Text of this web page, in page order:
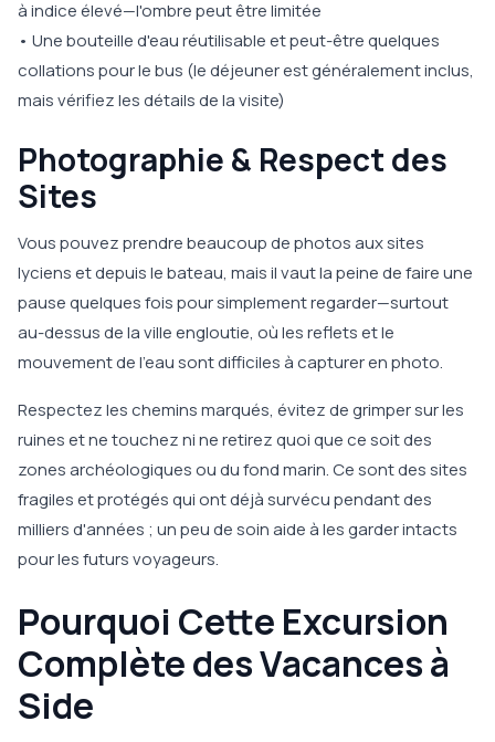
à indice élevé—l'ombre peut être limitée
• Une bouteille d'eau réutilisable et peut-être quelques
collations pour le bus (le déjeuner est généralement inclus,
mais vérifiez les détails de la visite)
Photographie & Respect des
Sites
Vous pouvez prendre beaucoup de photos aux sites
lyciens et depuis le bateau, mais il vaut la peine de faire une
pause quelques fois pour simplement regarder—surtout
au-dessus de la ville engloutie, où les reflets et le
mouvement de l'eau sont difficiles à capturer en photo.
Respectez les chemins marqués, évitez de grimper sur les
ruines et ne touchez ni ne retirez quoi que ce soit des
zones archéologiques ou du fond marin. Ce sont des sites
fragiles et protégés qui ont déjà survécu pendant des
milliers d'années ; un peu de soin aide à les garder intacts
pour les futurs voyageurs.
Pourquoi Cette Excursion
Complète des Vacances à
Side